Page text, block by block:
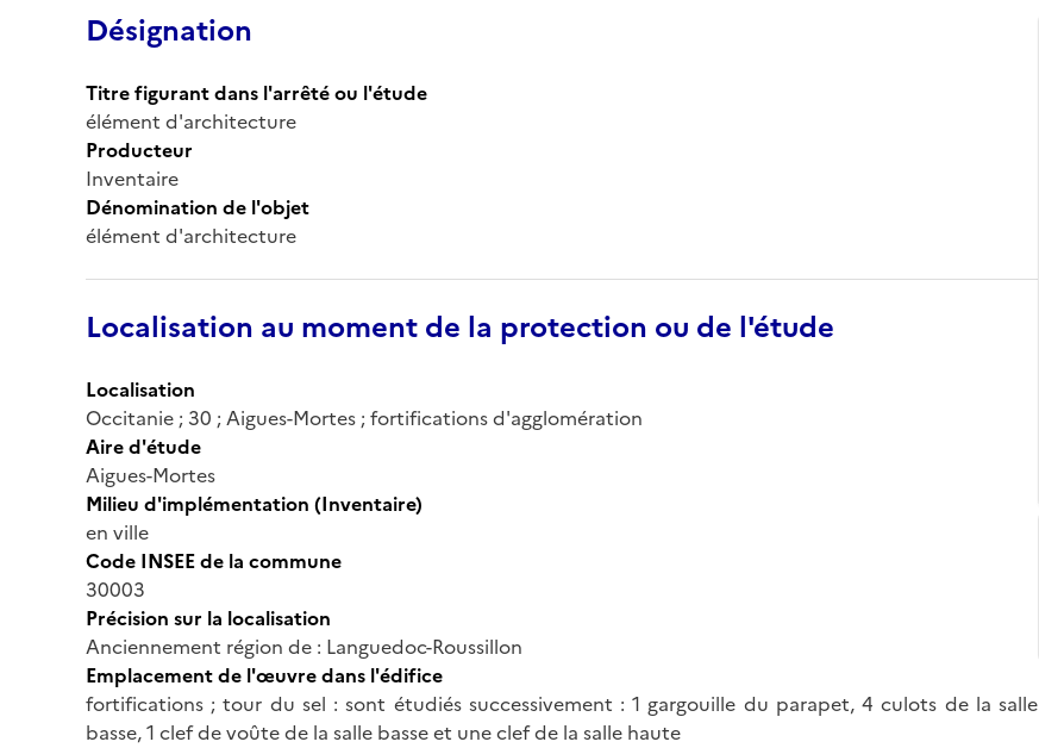
Désignation
Titre figurant dans l'arrêté ou l'étude
élément d'architecture
Producteur
Inventaire
Dénomination de l'objet
élément d'architecture
Localisation au moment de la protection ou de l'étude
Localisation
Occitanie ; 30 ; Aigues-Mortes ; fortifications d'agglomération
Aire d'étude
Aigues-Mortes
Milieu d'implémentation (Inventaire)
en ville
Code INSEE de la commune
30003
Précision sur la localisation
Anciennement région de : Languedoc-Roussillon
Emplacement de l'œuvre dans l'édifice
fortifications ; tour du sel : sont étudiés successivement : 1 gargouille du parapet, 4 culots de la salle
basse, 1 clef de voûte de la salle basse et une clef de la salle haute